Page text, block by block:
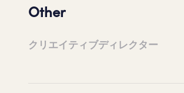
Other
クリエイティブディレクター